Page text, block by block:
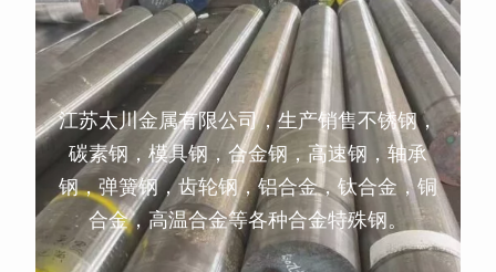
江苏太川金属有限公司，生产销售不锈钢，
碳素钢，模具钢，合金钢，高速钢，轴承
钢，弹簧钢，齿轮钢，铝合金，钛合金，铜
合金，高温合金等各种合金特殊钢。